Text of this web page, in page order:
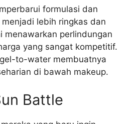
formulasi dan
lebih ringkas dan
menawarkan perlindungan
yang sangat kompetitif.
to-water membuatnya
di bawah makeup.
Battle